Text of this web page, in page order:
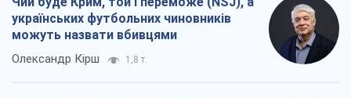
українських футбольних чиновників
можуть назвати вбивцями
Олександр Кірш 1,8 т.